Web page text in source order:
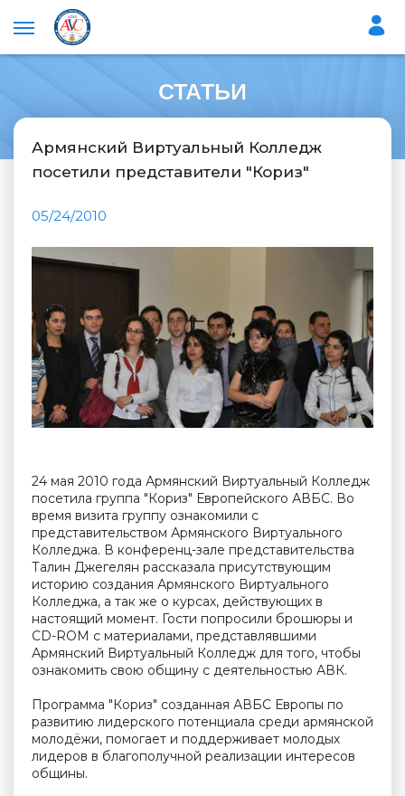
СТАТЬИ
Армянский Виртуальный Колледж
посетили представители "Кориз"
05/24/2010
24 мая 2010 года Армянский Виртуальный Колледж
посетила группа "Кориз" Европейского АВБС. Во
время визита группу ознакомили с
представительством Армянского Виртуального
Колледжа. В конференц-зале представительства
Талин Джегелян рассказала присутствующим
историю создания Армянского Виртуального
Колледжа, а так же о курсах, действующих в
настоящий момент. Гости попросили брошюры и
CD-ROM с материалами, представлявшими
Армянский Виртуальный Колледж для того, чтобы
ознакомить свою общину с деятельностью АВК.
Программа "Кориз" созданная АВБС Европы по
развитию лидерского потенциала среди армянской
молодёжи, помогает и поддерживает молодых
лидеров в благополучной реализации интересов
общины.